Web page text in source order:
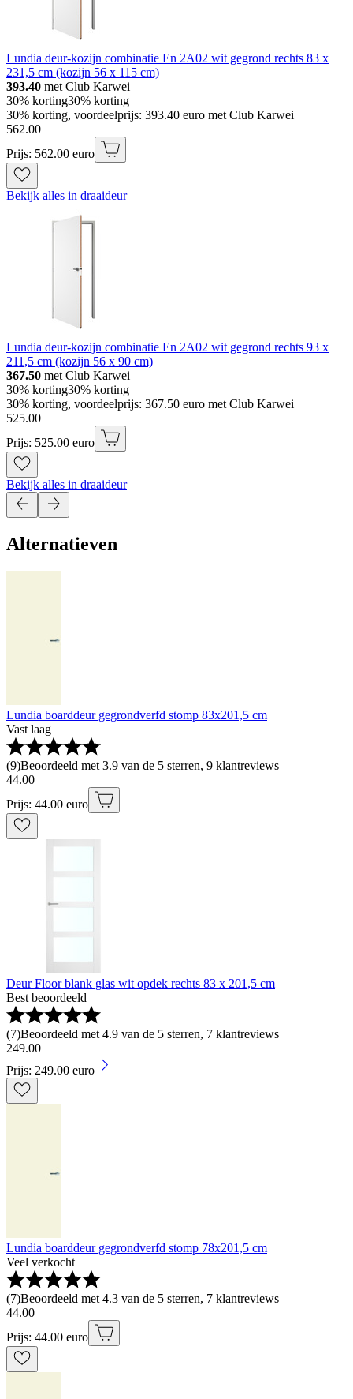
Lundia deur-kozijn combinatie En 2A02 wit gegrond rechts 83 x
231,5 cm (kozijn 56 x 115 cm)
393.40 met Club Karwei
30% korting30% korting
30% korting, voordeelprijs: 393.40 euro met Club Karwei
562.00
Prijs: 562.00 euro
Bekijk alles in draaideur
Lundia deur-kozijn combinatie En 2A02 wit gegrond rechts 93 x
211,5 cm (kozijn 56 x 90 cm)
367.50 met Club Karwei
30% korting30% korting
30% korting, voordeelprijs: 367.50 euro met Club Karwei
525.00
Prijs: 525.00 euro
Bekijk alles in draaideur
Alternatieven
Lundia boarddeur gegrondverfd stomp 83x201,5 cm
Vast laag
(9)Beoordeeld met 3.9 van de 5 sterren, 9 klantreviews
44.00
Prijs: 44.00 euro
Deur Floor blank glas wit opdek rechts 83 x 201,5 cm
Best beoordeeld
(7)Beoordeeld met 4.9 van de 5 sterren, 7 klantreviews
249.00
Prijs: 249.00 euro
Lundia boarddeur gegrondverfd stomp 78x201,5 cm
Veel verkocht
(7)Beoordeeld met 4.3 van de 5 sterren, 7 klantreviews
44.00
Prijs: 44.00 euro